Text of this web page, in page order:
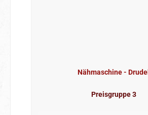
Nähmaschine - Drudel
Preisgruppe 3